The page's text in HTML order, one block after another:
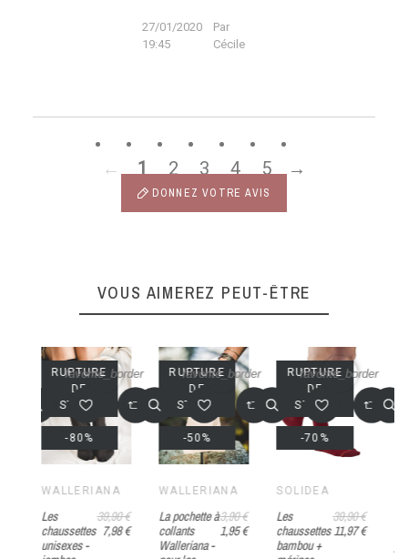
27/01/2020
19:45
Par
Cécile
← 1 2 3 4 5 →
DONNEZ VOTRE AVIS
VOUS AIMEREZ PEUT-ÊTRE
WALLERIANA
Les
chaussettes
unisexes -
39,90 €
7,98 €
RUPTURE
DE
STOCK
-80%
favorite_border
WALLERIANA
La pochette à
collants
Walleriana -
3,90 €
1,95 €
RUPTURE
DE
STOCK
-50%
favorite_border
SOLIDEA
Les
chaussettes
bambou +
39,90 €
11,97 €
RUPTURE
DE
STOCK
-70%
favorite_border